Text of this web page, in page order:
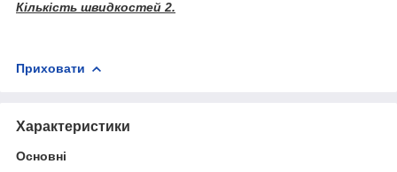
Кількість швидкостей 2.
Приховати
Характеристики
Основні